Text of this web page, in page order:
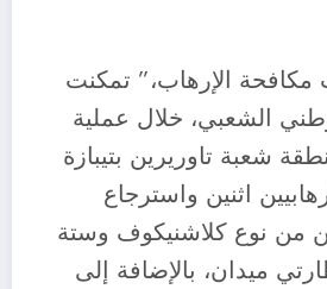
الإرهاب،” تمكنت
الشعبي، خلال عملية
شعبة تاوريرين بتيبازة
اثنين واسترجاع
نوع كلاشنيكوف وستة
ميدان، بالإضافة إلى